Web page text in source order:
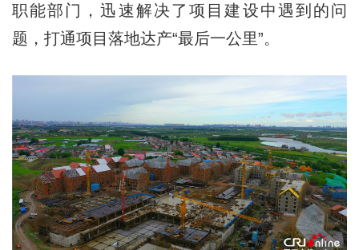
职能部门，迅速解决了项目建设中遇到的问
题，打通项目落地达产“最后一公里”。